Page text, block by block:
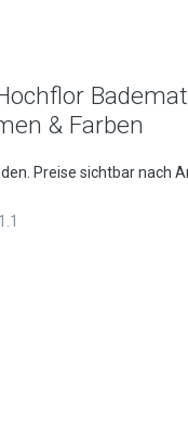
& Farben
Preise sichtbar nach